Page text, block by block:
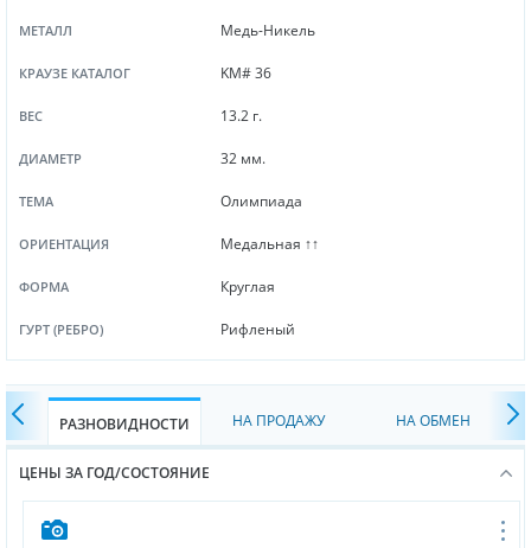
МЕТАЛЛ Медь-Никель
КРАУЗЕ КАТАЛОГ KM# 36
ВЕС 13.2 г.
ДИАМЕТР 32 мм.
ТЕМА Олимпиада
ОРИЕНТАЦИЯ Медальная ↑↑
ФОРМА Круглая
ГУРТ (РЕБРО) Рифленый
РАЗНОВИДНОСТИ НА ПРОДАЖУ НА ОБМЕН
ЦЕНЫ ЗА ГОД/СОСТОЯНИЕ